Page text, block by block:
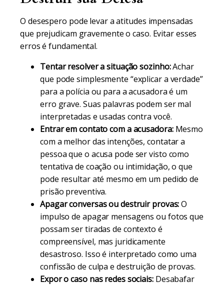
O desespero pode levar a atitudes impensadas
que prejudicam gravemente o caso. Evitar esses
erros é fundamental.
Tentar resolver a situação sozinho:Achar
que pode simplesmente “explicar a verdade”
para a polícia ou para a acusadora é um
erro grave. Suas palavras podem ser mal
interpretadas e usadas contra você.
Entrar em contato com a acusadora:Mesmo
com a melhor das intenções, contatar a
pessoa que o acusa pode ser visto como
tentativa de coação ou intimidação, o que
pode resultar até mesmo em um pedido de
prisão preventiva.
Apagar conversas ou destruir provas:O
impulso de apagar mensagens ou fotos que
possam ser tiradas de contexto é
compreensível, mas juridicamente
desastroso. Isso é interpretado como uma
confissão de culpa e destruição de provas.
Expor o caso nas redes sociais:Desabafar